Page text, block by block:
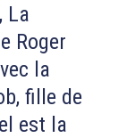
La
Roger
la
fille de
est la